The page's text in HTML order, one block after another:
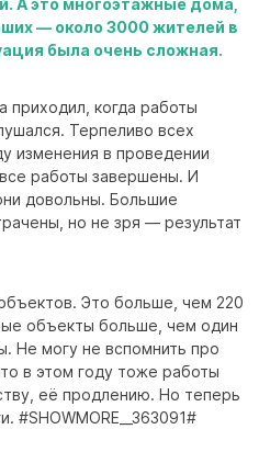
А это многоэтажные дома,
— около 3000 жителей в
была очень сложная.
приходил, когда работы
Терпеливо всех
изменения в проведении
работы завершены. И
довольны. Большие
но не зря — результат
Это больше, чем 220
объекты больше, чем один
Не могу не вспомнить про
в этом году тоже работы
её продлению. Но теперь